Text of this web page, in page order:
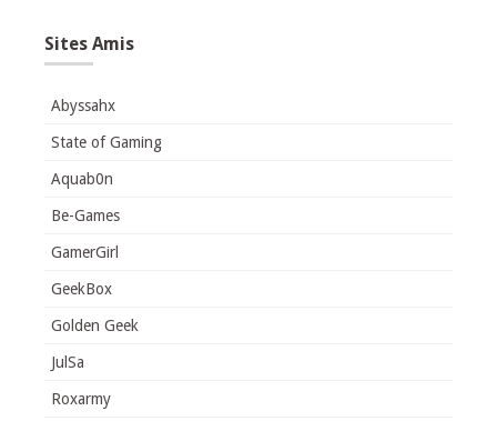
Sites Amis
Abyssahx
State of Gaming
Aquab0n
Be-Games
GamerGirl
GeekBox
Golden Geek
JulSa
Roxarmy